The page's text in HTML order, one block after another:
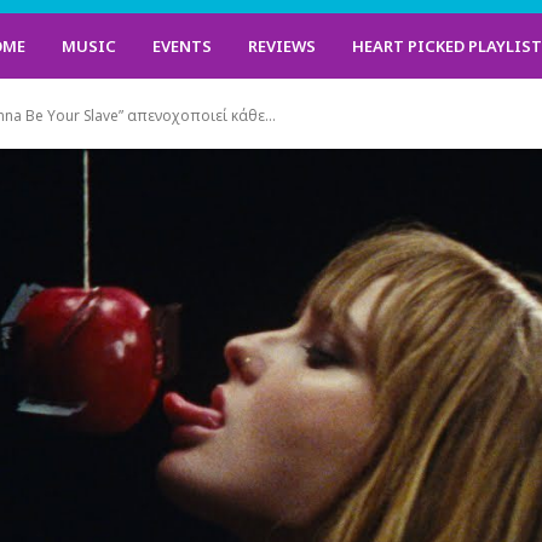
MUSIC EVENTS REVIEWS HEART PICKED
Be Your Slave” απενοχοποιεί κάθε...